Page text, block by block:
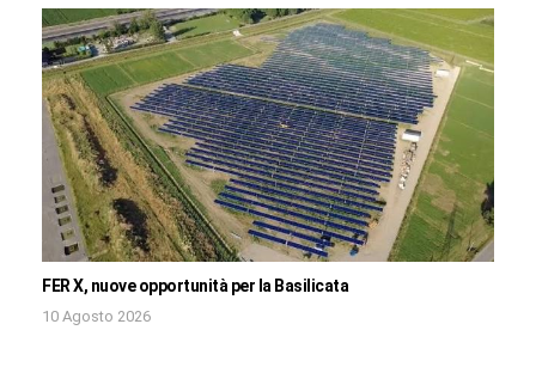
FER X, nuove opportunità per la Basilicata
10 Agosto 2026